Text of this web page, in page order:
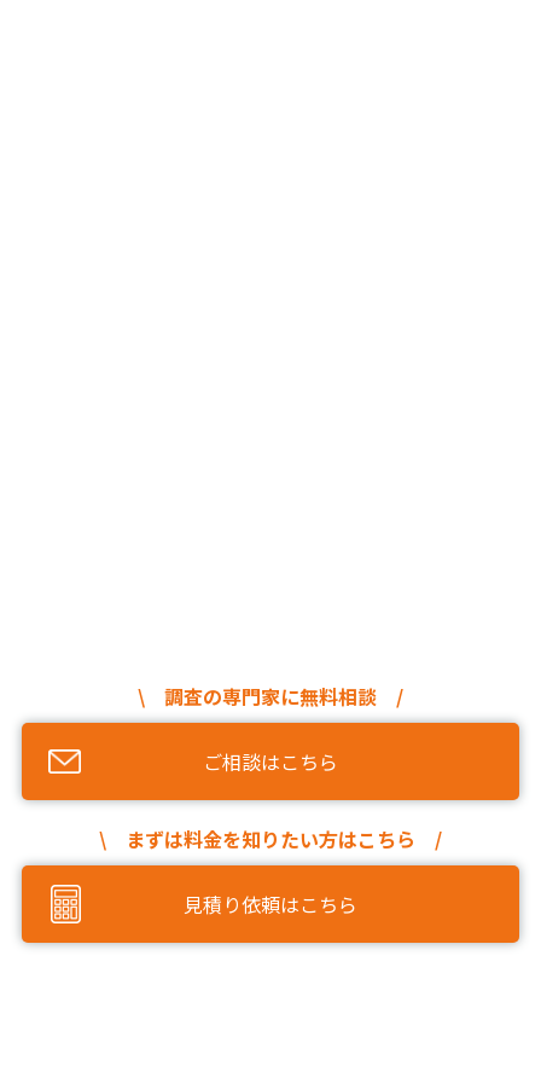
\ 調査の専門家に無料相談 /
ご相談はこちら
\ まずは料金を知りたい方はこちら /
見積り依頼はこちら